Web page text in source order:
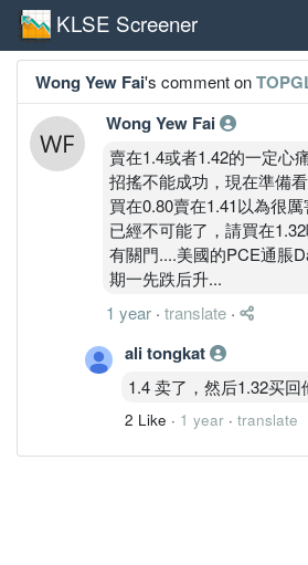
KLSE Screener
Wong Yew Fai's comment on
Wong Yew Fai
賣在1.4或者1.42的一定心
招搖不能成功，現在準備
買在0.80賣在1.41以為很
已經不可能了，請買在
有關門....美國的PCE通脹
期一先跌后升...
1 year · translate ·
ali tongkat
1.4 卖了，然后1.32买回
2 Like · 1 year · translate